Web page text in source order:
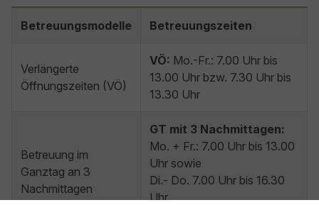
Betreuungsmodelle Betreuungszeiten
Verlängerte
Öffnungszeiten (VÖ)
VÖ: Mo.-Fr.: 7.00 Uhr bis
13.00 Uhr bzw. 7.30 Uhr bis
13.30 Uhr
Betreuung im
Ganztag an 3
Nachmittagen
GT mit 3 Nachmittagen:
Mo. + Fr.: 7.00 Uhr bis 13.00
Uhr sowie
Di.- Do. 7.00 Uhr bis 16.30
Uhr